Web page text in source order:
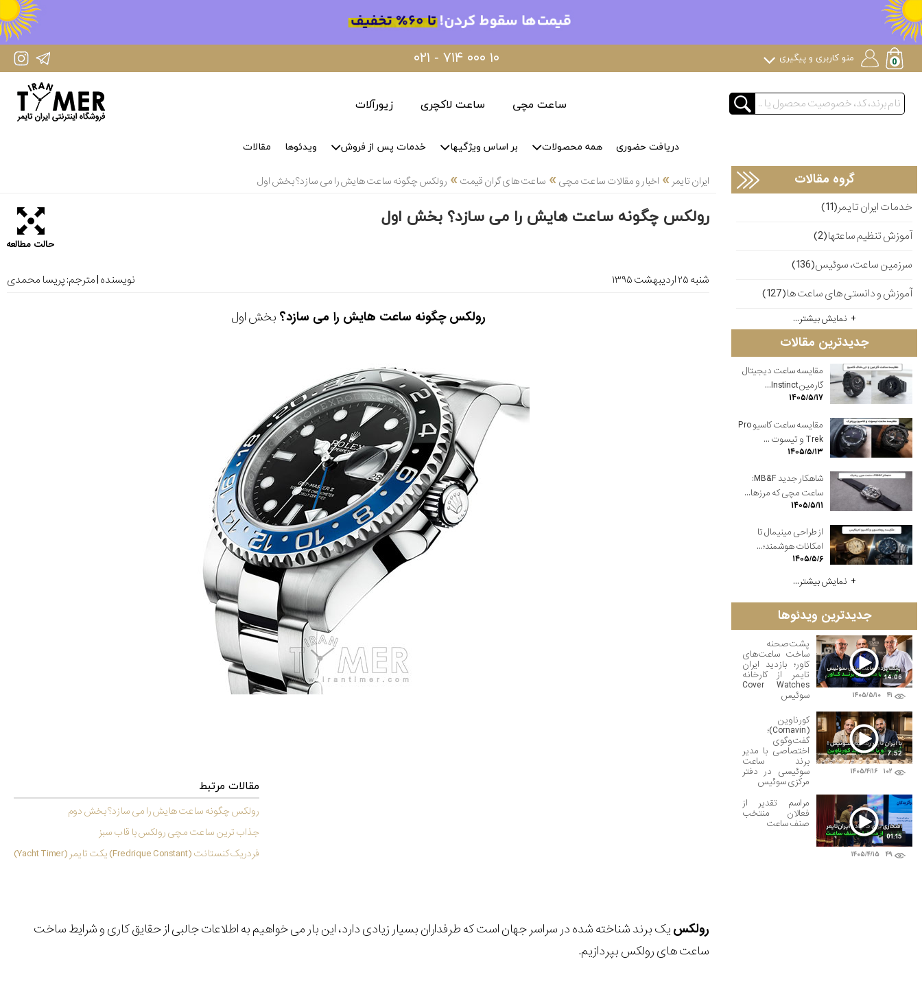
IranTimer Instagram Page ۰۲۱ - ۷۱۴ ۰۰۰ ۱۰ منو کاربری و پیگیری
ساعت مچی ساعت لاکچری زیورآلات
دریافت حضوری همه محصولات بر اساس ویژگیها خدمات پس از فروش ویدئوها مقالات
ایران تایمر » اخبار و مقالات ساعت مچی» ساعت های گران قیمت» رولکس چگونه ساعت هایش را می سازد؟ بخش اول
رولکس چگونه ساعت هایش را می سازد؟ بخش اول
حالت مطالعه
شنبه ۲۵ ارديبهشت ۱۳۹۵ نویسنده | مترجم:پریسا محمدی
رولکس چگونه ساعت هایش را می سازد؟ بخش اول
مقالات مرتبط
رولکس چگونه ساعت هایش را می سازد؟ بخش دوم
جذاب ترین ساعت مچی رولکس با قاب سبز
فردریک کنستانت (Fredrique Constant) یکت تایمر (Yacht Timer)
رولکسیک برند شناخته شده در سراسر جهان است که طرفداران بسیار زیادی دارد، این بار می خواهیم به اطلاعات جالبی از حقایق کاری و شرایط ساخت
ساعت های رولکس بپردازیم.
گروه مقالات
خدمات ایران تایمر(11)
آموزش تنظیم ساعتها(2)
سرزمین ساعت، سوئیس(136)
آموزش و دانستی های ساعت ها(127)
نمایش بیشتر...
جدیدترین مقالات
مقایسه ساعت دیجیتال
گارمین Instinct...
۱۴۰۵/۵/۱۷
مقایسه ساعت کاسیو Pro
Trek و تیسوت ...
۱۴۰۵/۵/۱۳
شاهکار جدید MB&F:
ساعت مچی که مرزها...
۱۴۰۵/۵/۱۱
از طراحی مینیمال تا
امکانات هوشمند؛...
۱۴۰۵/۵/۶
نمایش بیشتر...
جدیدترین ویدئوها
۴۱ ۱۴۰۵/۵/۱۰
14:06
پشت‌صحنه
ساخت ساعت‌های
کاور؛ بازدید ایران
تایمر از کارخانه
Cover Watches
سوئیس
۱۰۲ ۱۴۰۵/۴/۱۶
7:52
کورناوین
(Cornavin)؛
گفت‌وگوی
اختصاصی با مدیر
برند ساعت
سوئیسی در دفتر
مرکزی سوئیس
۴۹ ۱۴۰۵/۴/۱۵
01:15
مراسم تقدیر از
فعالان منتخب
صنف ساعت